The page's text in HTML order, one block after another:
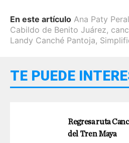
En este artículo Ana Paty
Cabildo de Benito Juárez,
Landy Canché Pantoja,
TE PUEDE
Regresa ruta
del Tren Maya